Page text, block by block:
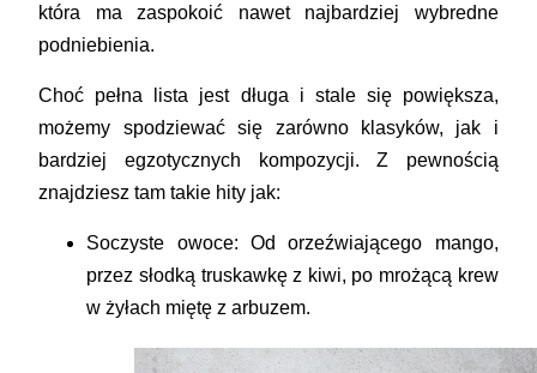
która ma zaspokoić nawet najbardziej wybredne
podniebienia.
Choć pełna lista jest długa i stale się powiększa,
możemy spodziewać się zarówno klasyków, jak i
bardziej egzotycznych kompozycji. Z pewnością
znajdziesz tam takie hity jak:
Soczyste owoce: Od orzeźwiającego mango,
przez słodką truskawkę z kiwi, po mrożącą krew
w żyłach miętę z arbuzem.